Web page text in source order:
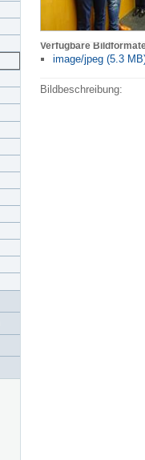
Verfügbare
image/jpeg (5.3
Bildbeschreibung: